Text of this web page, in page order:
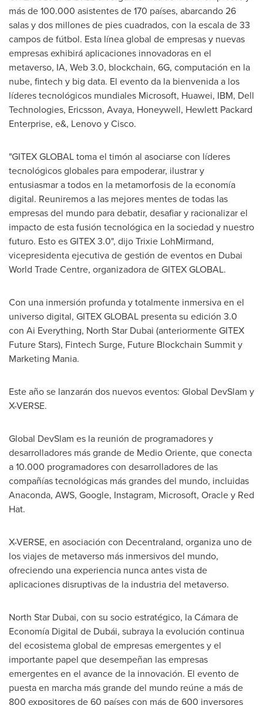
más de 100.000 asistentes de 170 países, abarcando 26
salas y dos millones de pies cuadrados, con la escala de 33
campos de fútbol. Esta línea global de empresas y nuevas
empresas exhibirá aplicaciones innovadoras en el
metaverso, IA, Web 3.0, blockchain, 6G, computación en la
nube, fintech y big data. El evento da la bienvenida a los
líderes tecnológicos mundiales Microsoft, Huawei, IBM, Dell
Technologies, Ericsson, Avaya, Honeywell, Hewlett Packard
Enterprise, e&, Lenovo y Cisco.
"GITEX GLOBAL toma el timón al asociarse con líderes
tecnológicos globales para empoderar, ilustrar y
entusiasmar a todos en la metamorfosis de la economía
digital. Reuniremos a las mejores mentes de todas las
empresas del mundo para debatir, desafiar y racionalizar el
impacto de esta fusión tecnológica en la sociedad y nuestro
futuro. Esto es GITEX 3.0", dijo Trixie LohMirmand,
vicepresidenta ejecutiva de gestión de eventos en Dubai
World Trade Centre, organizadora de GITEX GLOBAL.
Con una inmersión profunda y totalmente inmersiva en el
universo digital, GITEX GLOBAL presenta su edición 3.0
con Ai Everything, North Star Dubai (anteriormente GITEX
Future Stars), Fintech Surge, Future Blockchain Summit y
Marketing Mania.
Este año se lanzarán dos nuevos eventos: Global DevSlam y
X-VERSE.
Global DevSlam es la reunión de programadores y
desarrolladores más grande de Medio Oriente, que conecta
a 10.000 programadores con desarrolladores de las
compañías tecnológicas más grandes del mundo, incluidas
Anaconda, AWS, Google, Instagram, Microsoft, Oracle y Red
Hat.
X-VERSE, en asociación con Decentraland, organiza uno de
los viajes de metaverso más inmersivos del mundo,
ofreciendo una experiencia nunca antes vista de
aplicaciones disruptivas de la industria del metaverso.
North Star Dubai, con su socio estratégico, la Cámara de
Economía Digital de Dubái, subraya la evolución continua
del ecosistema global de empresas emergentes y el
importante papel que desempeñan las empresas
emergentes en el avance de la innovación. El evento de
puesta en marcha más grande del mundo reúne a más de
800 expositores de 60 países con más de 600 inversores